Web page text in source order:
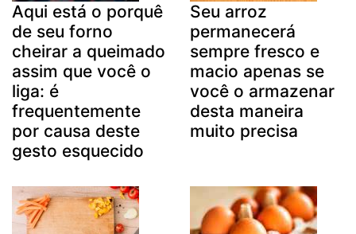
Aqui está o porquê
de seu forno
cheirar a queimado
assim que você o
liga: é
frequentemente
por causa deste
gesto esquecido
Seu arroz
permanecerá
sempre fresco e
macio apenas se
você o armazenar
desta maneira
muito precisa